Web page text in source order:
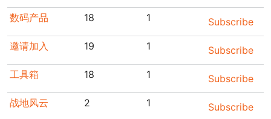
数码产品
18 1
Subscribe
邀请加入
19 1
Subscribe
工具箱
18 1
Subscribe
战地风云
2 1
Subscribe